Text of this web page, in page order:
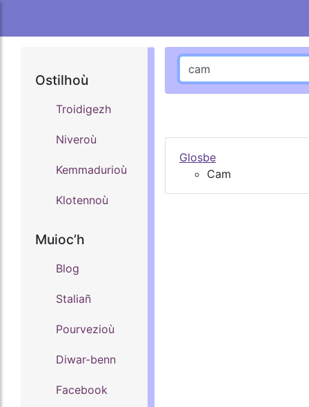
Ostilhoù
Troidigezh
Niveroù
Kemmadurioù
Klotennoù
Muiocʼh
Blog
Staliañ
Pourvezioù
Diwar-benn
Facebook
Glosbe
Cam